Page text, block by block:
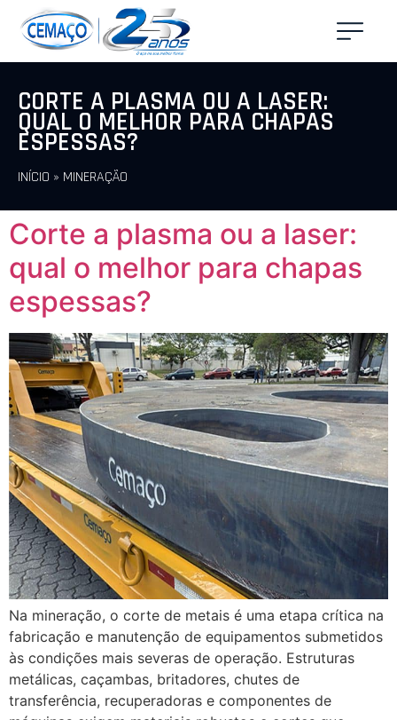
CORTE A PLASMA OU A LASER:
QUAL O MELHOR PARA CHAPAS
ESPESSAS?
INÍCIO » MINERAÇÃO
Corte a plasma ou a laser:
qual o melhor para chapas
espessas?
Na mineração, o corte de metais é uma etapa crítica na
fabricação e manutenção de equipamentos submetidos
às condições mais severas de operação. Estruturas
metálicas, caçambas, britadores, chutes de
transferência, recuperadoras e componentes de